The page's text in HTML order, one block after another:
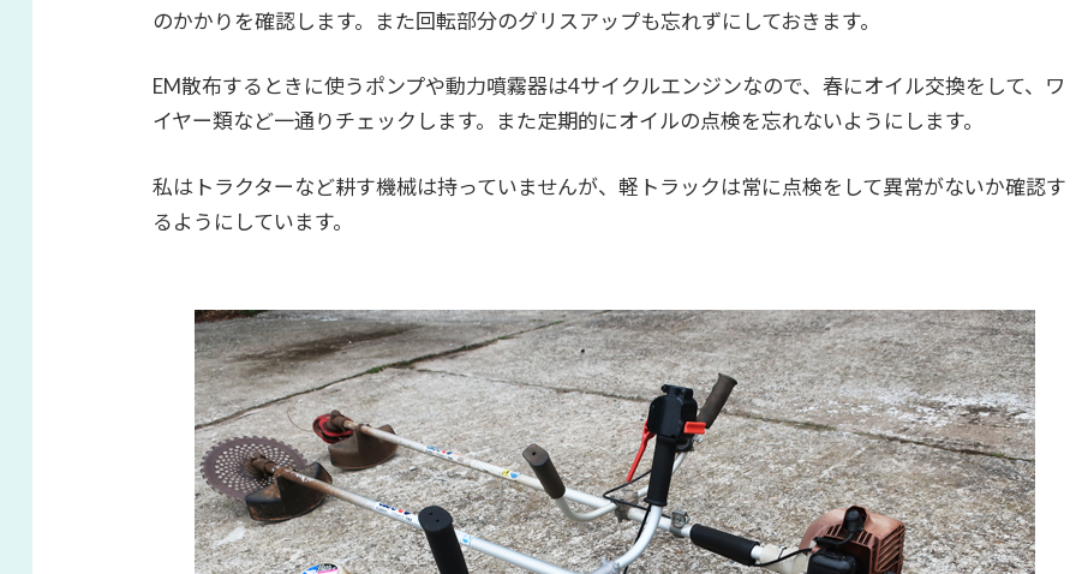
のかかりを確認します。また回転部分のグリスアップも忘れずにしておきます。
EM散布するときに使うポンプや動力噴霧器は4サイクルエンジンなので、春にオイル交換をして、ワ
イヤー類など一通りチェックします。また定期的にオイルの点検を忘れないようにします。
私はトラクターなど耕す機械は持っていませんが、軽トラックは常に点検をして異常がないか確認す
るようにしています。